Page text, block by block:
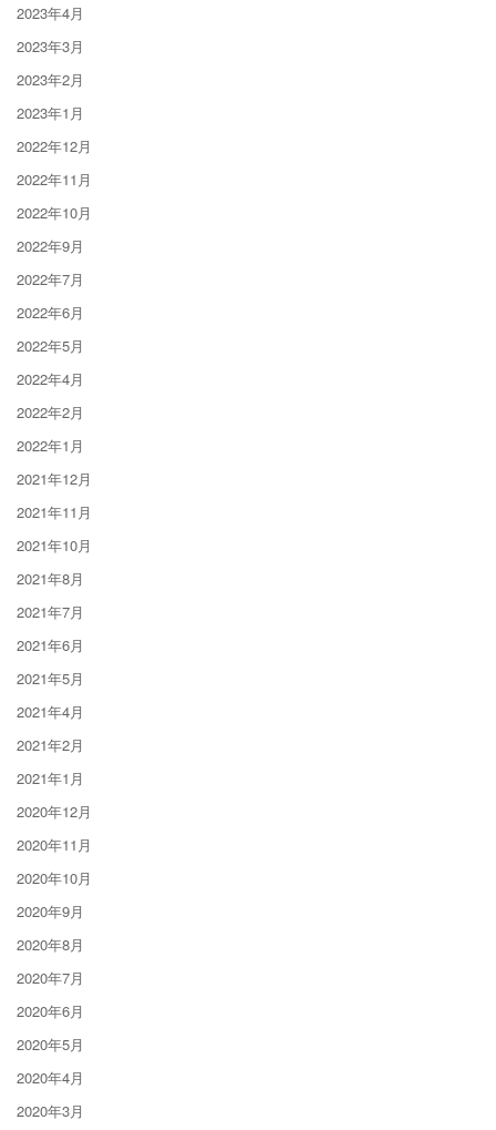
2023年4月
2023年3月
2023年2月
2023年1月
2022年12月
2022年11月
2022年10月
2022年9月
2022年7月
2022年6月
2022年5月
2022年4月
2022年2月
2022年1月
2021年12月
2021年11月
2021年10月
2021年8月
2021年7月
2021年6月
2021年5月
2021年4月
2021年2月
2021年1月
2020年12月
2020年11月
2020年10月
2020年9月
2020年8月
2020年7月
2020年6月
2020年5月
2020年4月
2020年3月